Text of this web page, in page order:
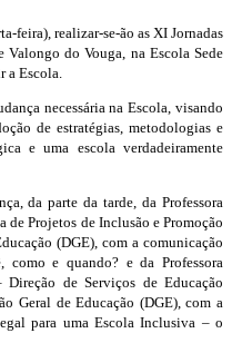
feira), realizar-se-ão as XI Jornadas
Valongo do Vouga, na Escola Sede
Escola.
necessária na Escola, visando
de estratégias, metodologias e
e uma escola verdadeiramente
da parte da tarde, da Professora
de Projetos de Inclusão e Promoção
(DGE), com a comunicação
como e quando? e da Professora
de Serviços de Educação
Geral de Educação (DGE), com a
para uma Escola Inclusiva – o